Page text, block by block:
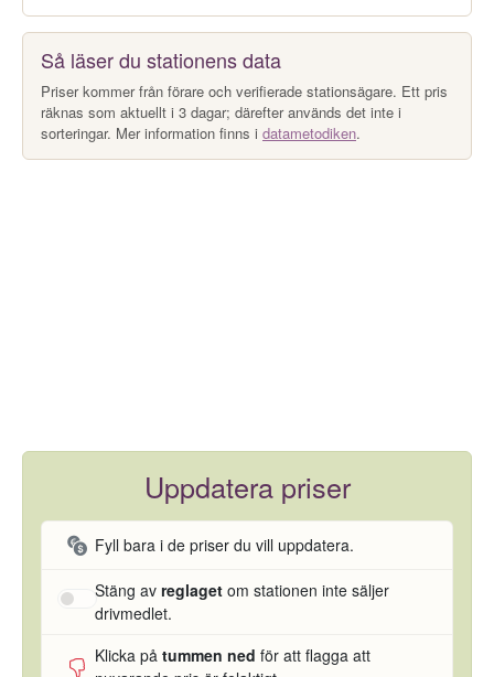
Så läser du stationens data
Priser kommer från förare och verifierade stationsägare. Ett pris
räknas som aktuellt i 3 dagar; därefter används det inte i
sorteringar. Mer information finns i datametodiken.
Uppdatera priser
Fyll bara i de priser du vill uppdatera.
Stäng av reglaget om stationen inte säljer
drivmedlet.
Klicka på tummen ned för att flagga att